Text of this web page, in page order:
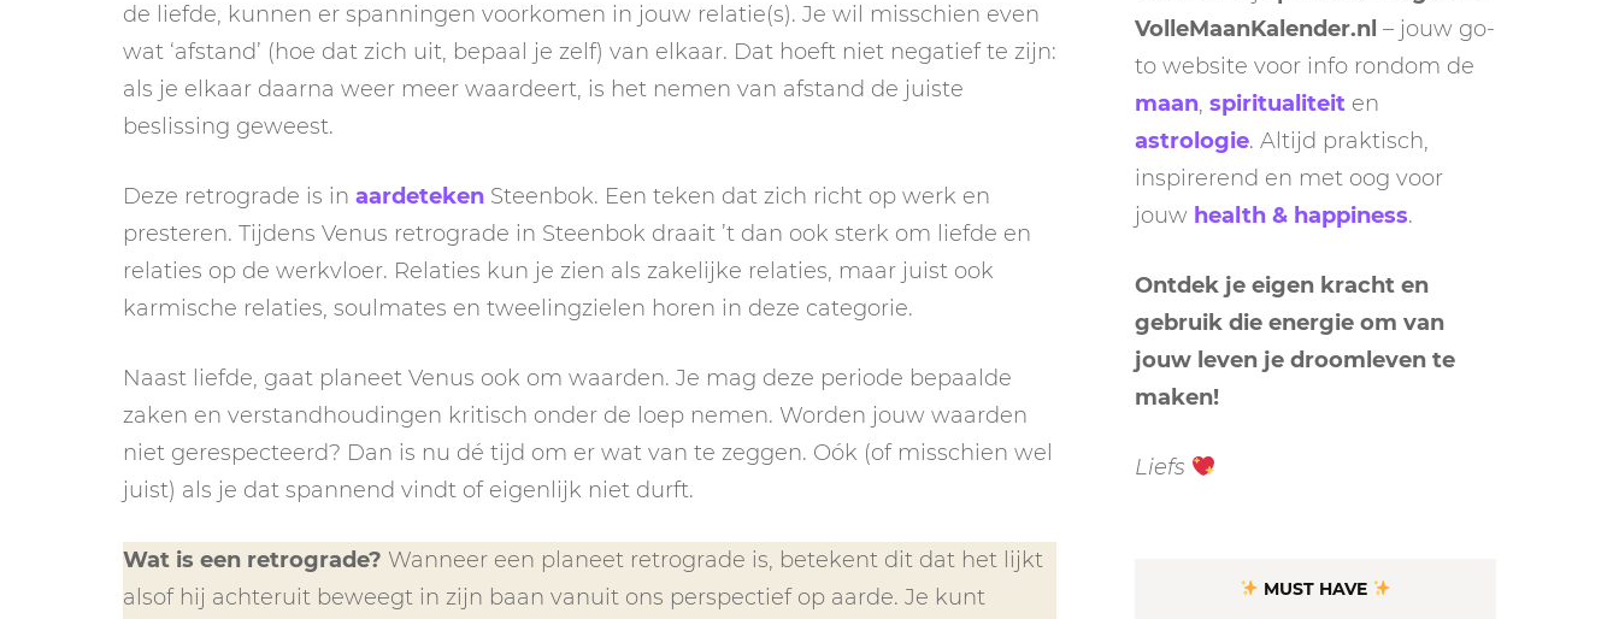
de liefde, kunnen er spanningen voorkomen in jouw relatie(s). Je wil misschien even
wat ‘afstand’ (hoe dat zich uit, bepaal je zelf) van elkaar. Dat hoeft niet negatief te zijn:
als je elkaar daarna weer meer waardeert, is het nemen van afstand de juiste
beslissing geweest.
Deze retrograde is in aardeteken Steenbok. Een teken dat zich richt op werk en
presteren. Tijdens Venus retrograde in Steenbok draait ’t dan ook sterk om liefde en
relaties op de werkvloer. Relaties kun je zien als zakelijke relaties, maar juist ook
karmische relaties, soulmates en tweelingzielen horen in deze categorie.
Naast liefde, gaat planeet Venus ook om waarden. Je mag deze periode bepaalde
zaken en verstandhoudingen kritisch onder de loep nemen. Worden jouw waarden
niet gerespecteerd? Dan is nu dé tijd om er wat van te zeggen. Oók (of misschien wel
juist) als je dat spannend vindt of eigenlijk niet durft.
Wat is een retrograde? Wanneer een planeet retrograde is, betekent dit dat het lijkt
alsof hij achteruit beweegt in zijn baan vanuit ons perspectief op aarde. Je kunt
VolleMaanKalender.nl – jouw go-
to website voor info rondom de
maan, spiritualiteit en
astrologie. Altijd praktisch,
inspirerend en met oog voor
jouw health & happiness.
Ontdek je eigen kracht en
gebruik die energie om van
jouw leven je droomleven te
maken!
Liefs
MUST HAVE